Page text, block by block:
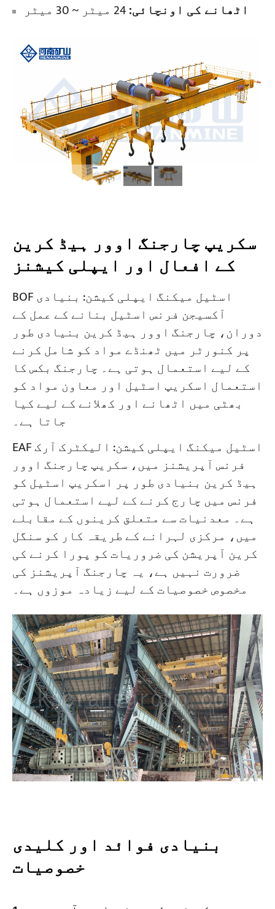
اٹھانے کی اونچائی:
سکریپ چارجنگ اوور ہیڈ کرین
کے افعال اور ایپلی کیشنز
BOF اسٹیل میکنگ ایپلی کیشن: بنیادی
آکسیجن فرنس اسٹیل بنانے کے عمل کے
دوران، چارجنگ اوور ہیڈ کرین بنیادی طور
پر کنورٹر میں ٹھنڈے مواد کو شامل کرنے
کے لیے استعمال ہوتی ہے۔ چارجنگ بکس کا
استعمال اسکریپ اسٹیل اور معاون مواد کو
بھٹی میں اٹھانے اور کھلانے کے لیے کیا
جاتا ہے۔
EAF اسٹیل میکنگ ایپلی کیشن: الیکٹرک آرک
فرنس آپریشنز میں، سکریپ چارجنگ اوور
ہیڈ کرین بنیادی طور پر اسکریپ اسٹیل کو
فرنس میں چارج کرنے کے لیے استعمال ہوتی
ہے۔ معدنیات سے متعلق کرینوں کے مقابلے
میں، مرکزی لہرانے کے طریقہ کار کو سنگل
کرین آپریشن کی ضروریات کو پورا کرنے کی
ضرورت نہیں ہے، یہ چارجنگ آپریشنز کی
مخصوص خصوصیات کے لیے زیادہ موزوں ہے۔
بنیادی فوائد اور کلیدی
خصوصیات